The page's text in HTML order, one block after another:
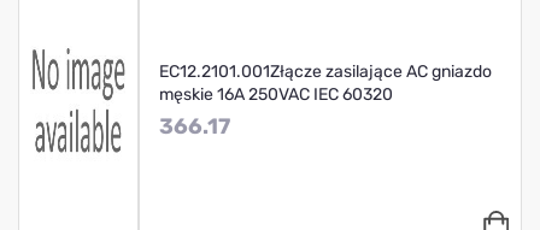
EC12.2101.001Złącze zasilające AC gniazdo
męskie 16A 250VAC IEC 60320
366.17